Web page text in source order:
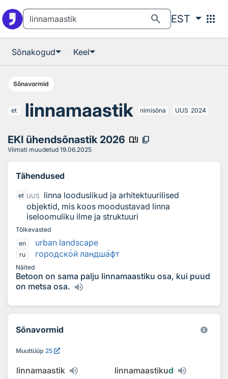
search EST apps
Sõnakogud Keel
Sõnavormid
et linnamaastik nimisõna UUS 2024
EKI ühendsõnastik 2026 book_ribbon content_copy
Viimati muudetud 19.06.2025
Tähendused
et UUS
linna looduslikud ja arhitektuurilised
objektid, mis koos moodustavad linna
iseloomuliku ilme ja struktuuri
Tõlkevasted
en
urban landscape
ru городской ландшафт
Näited
Betoon on sama palju linnamaastiku osa, kui puud
on metsa osa.
Sõnavormid
Muuttüüp 25
linnamaastik linnamaastikud